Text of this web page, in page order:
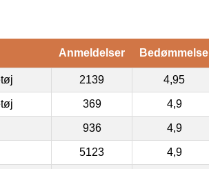
Anmeldelser Bedømmelse
2139 4,95
369 4,9
936 4,9
5123 4,9